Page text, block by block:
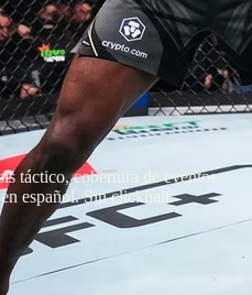
táctico, cobertura de eventos
español. Sin clickbait.